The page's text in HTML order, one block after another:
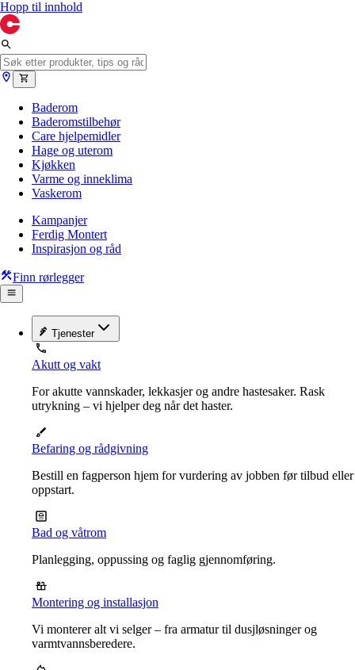
Hopp til innhold
Baderom
Baderomstilbehør
Care hjelpemidler
Hage og uterom
Kjøkken
Varme og inneklima
Vaskerom
Kampanjer
Ferdig Montert
Inspirasjon og råd
Finn rørlegger
Tjenester
Akutt og vakt
For akutte vannskader, lekkasjer og andre hastesaker. Rask
utrykning – vi hjelper deg når det haster.
Befaring og rådgivning
Bestill en fagperson hjem for vurdering av jobben før tilbud eller
oppstart.
Bad og våtrom
Planlegging, oppussing og faglig gjennomføring.
Montering og installasjon
Vi monterer alt vi selger – fra armatur til dusjløsninger og
varmtvannsberedere.